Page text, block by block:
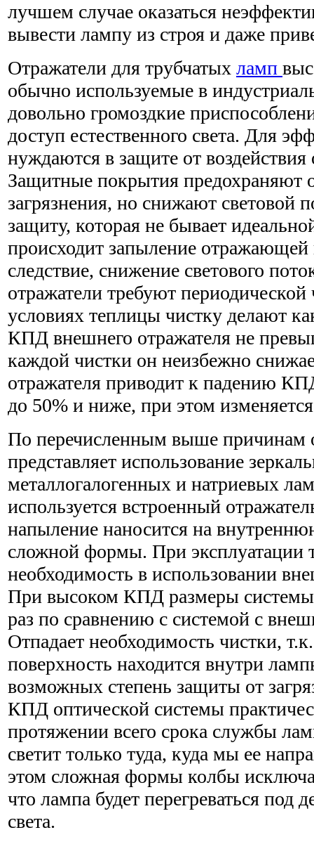
лучшем случае оказаться
вывести лампу из строя и даже
Отражатели для трубчатых ламп
обычно используемые в
довольно громоздкие
доступ естественного света. Для
нуждаются в защите от
Защитные покрытия предохраняют
загрязнения, но снижают световой
защиту, которая не бывает
происходит запыление отражающей
следствие, снижение светового
отражатели требуют
условиях теплицы чистку делают
КПД внешнего отражателя не
каждой чистки он неизбежно
отражателя приводит к падению
до 50% и ниже, при этом
По перечисленным выше причинам
представляет использование
металлогалогенных и натриевых
используется встроенный
напыление наносится на
сложной формы. При эксплуатации
необходимость в использовании
При высоком КПД размеры
раз по сравнению с системой с
Отпадает необходимость чистки,
поверхность находится внутри
возможных степень защиты от
КПД оптической системы
протяжении всего срока службы
светит только туда, куда мы ее
этом сложная формы колбы
что лампа будет перегреваться под
света.